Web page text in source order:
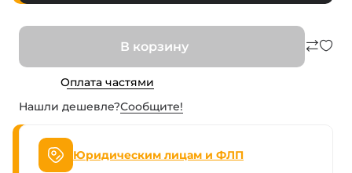
В корзину
Оплата частями
Нашли дешевле?Сообщите!
Юридическим лицам и ФЛП